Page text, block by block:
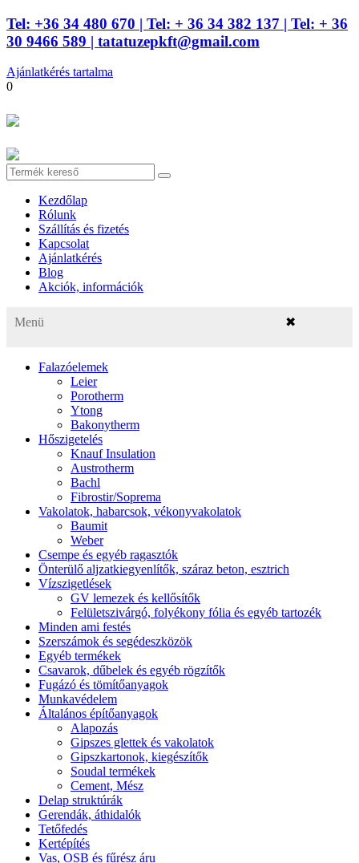
Tel: +36 34 480 670 | Tel: + 36 34 382 137 | Tel: + 36
30 9466 589 | tatatuzepkft@gmail.com
Ajánlatkérés tartalma
0
Kezdőlap
Rólunk
Szállítás és fizetés
Kapcsolat
Ajánlatkérés
Blog
Akciók, információk
Menü ✖
Falazóelemek
Leier
Porotherm
Ytong
Bakonytherm
Hőszigetelés
Knauf Insulation
Austrotherm
Bachl
Fibrostir/Soprema
Vakolatok, habarcsok, vékonyvakolatok
Baumit
Weber
Csempe és egyéb ragasztók
Önterülő aljzatkiegyenlítők, száraz beton, esztrich
Vízszigetlések
GV lemezek és kellősítők
Felületszivárgó, folyékony fólia és egyéb tartozék
Minden ami festés
Szerszámok és segédeszközök
Egyéb termékek
Csavarok, dűbelek és egyéb rögzítők
Fugázó és tömítőanyagok
Munkavédelem
Általános építőanyagok
Alapozás
Gipszes glettek és vakolatok
Gipszkartonok, kiegészítők
Soudal termékek
Cement, Mész
Delap struktúrák
Gerendák, áthidalók
Tetőfedés
Kertépítés
Vas, OSB és fűrész áru